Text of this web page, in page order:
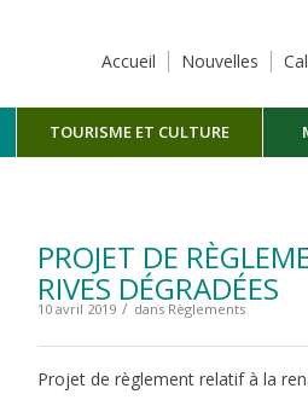
Accueil Nouvelles
TOURISME ET CULTURE
PROJET DE
RIVES DÉGRADÉES
10 avril 2019 / dans Règlements
Projet de règlement relatif à la